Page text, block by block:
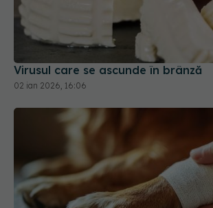
Virusul care se ascunde în brânză
02 ian 2026, 16:06